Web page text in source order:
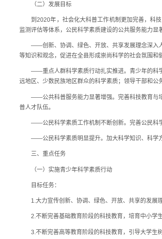
（二）发展目标
到2020年，社会化大科普工作机制更加完善，科技
监测评估等体系，公民科学素质建设的公共服务能力显
——创新、协调、绿色、开放、共享发展理念深入人
等知识和观念，促进在全县形成崇尚科学的社会氛围和
——重点人群科学素质行动扎实推进。青少年的科学
远地区、少数民族地区群众的科学素质；领导干部和公
——公共科普服务能力显著增强。完善科技教育与培
普人才队伍。
——公民科学素质工作机制不断创新。完善公民科学
——公民科学素质明显提升。加大科学知识、科学方
三、重点任务
（一）实施青少年科学素质行动
目标任务：
1.大力宣传创新、协调、绿色、开放、共享的发展理
2.不断完善基础教育阶段的科技教育，培育中小学生
3.不断完善高等教育阶段的科技教育，引导大学生树